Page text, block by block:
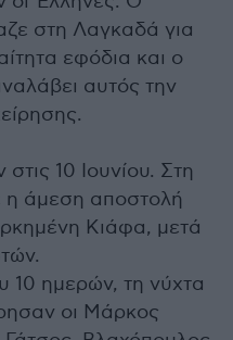
στη Λαγκαδά για
εφόδια και ο
αυτός την
10 Ιουνίου. Στη
η άμεση αποστολή
Κιάφα, μετά
10 ημερών, τη νύχτα
οι Μάρκος